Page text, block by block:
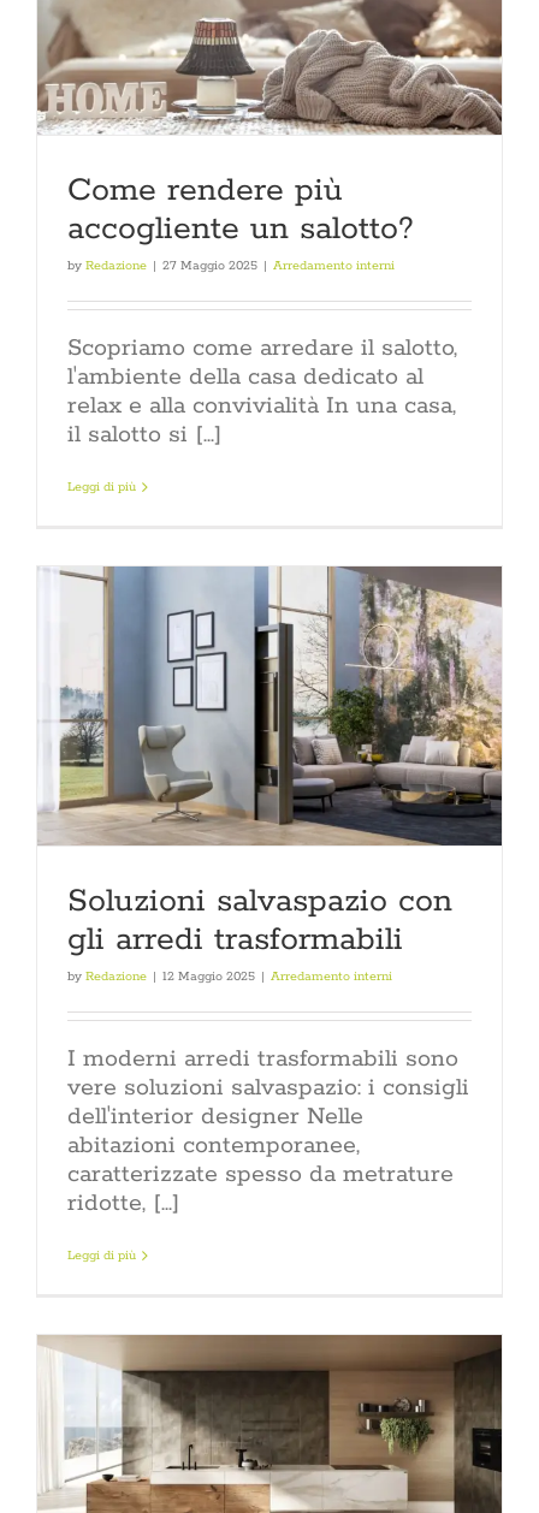
Come rendere più
accogliente un salotto?
by Redazione | 27 Maggio 2025 | Arredamento interni
Scopriamo come arredare il salotto,
l'ambiente della casa dedicato al
relax e alla convivialità In una casa,
il salotto si [...]
Leggi di più
Soluzioni salvaspazio con
gli arredi trasformabili
by Redazione | 12 Maggio 2025 | Arredamento interni
I moderni arredi trasformabili sono
vere soluzioni salvaspazio: i consigli
dell'interior designer Nelle
abitazioni contemporanee,
caratterizzate spesso da metrature
ridotte, [...]
Leggi di più